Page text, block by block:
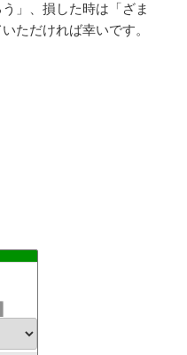
」、損した時は「ざま
ただければ幸いです。
究所
ぶつ